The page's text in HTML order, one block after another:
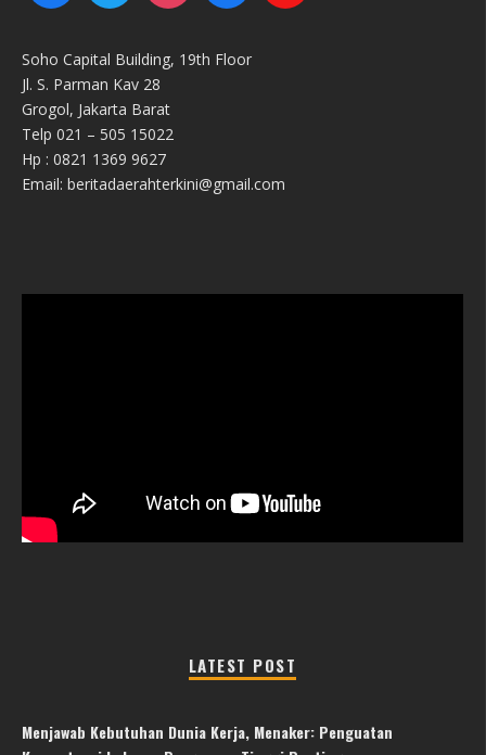
Soho Capital Building, 19th Floor
Jl. S. Parman Kav 28
Grogol, Jakarta Barat
Telp 021 – 505 15022
Hp : 0821 1369 9627
Email: beritadaerahterkini@gmail.com
LATEST POST
Menjawab Kebutuhan Dunia Kerja, Menaker: Penguatan